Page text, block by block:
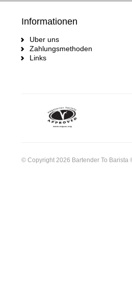
Informationen
Uber uns
Zahlungsmethoden
Links
© Copyright 2026 Bartender To Barista